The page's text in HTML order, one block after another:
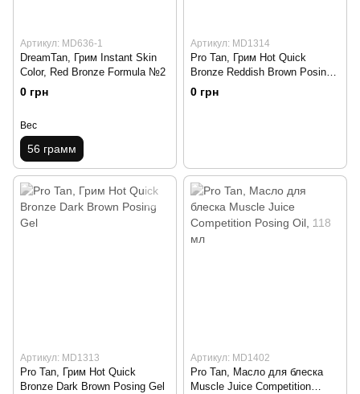
Артикул: MD636-1
DreamTan, Грим Instant Skin
Color, Red Bronze Formula №2
0 грн
Вес
56 грамм
Артикул: MD1314
Pro Tan, Грим Hot Quick
Bronze Reddish Brown Posing
Gel
0 грн
Артикул: MD1313
Pro Tan, Грим Hot Quick
Bronze Dark Brown Posing Gel
Артикул: MD1402
Pro Tan, Масло для блеска
Muscle Juice Competition